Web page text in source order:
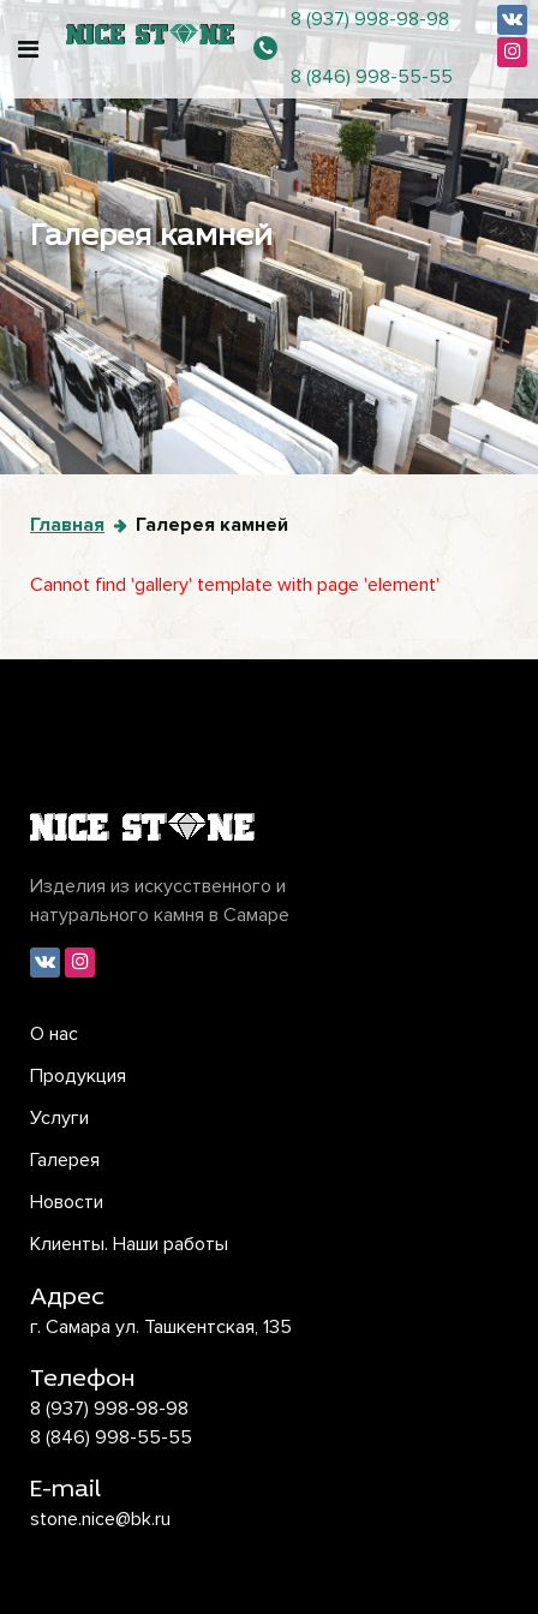
8 (937) 998-98-98
8 (846) 998-55-55
Галерея камней
Главная Галерея камней
Cannot find 'gallery' template with page 'element'
Изделия из искусственного и
натурального камня в Самаре
О нас
Продукция
Услуги
Галерея
Новости
Клиенты. Наши работы
Адрес
г. Самара ул. Ташкентская, 135
Телефон
8 (937) 998-98-98
8 (846) 998-55-55
E-mail
stone.nice@bk.ru